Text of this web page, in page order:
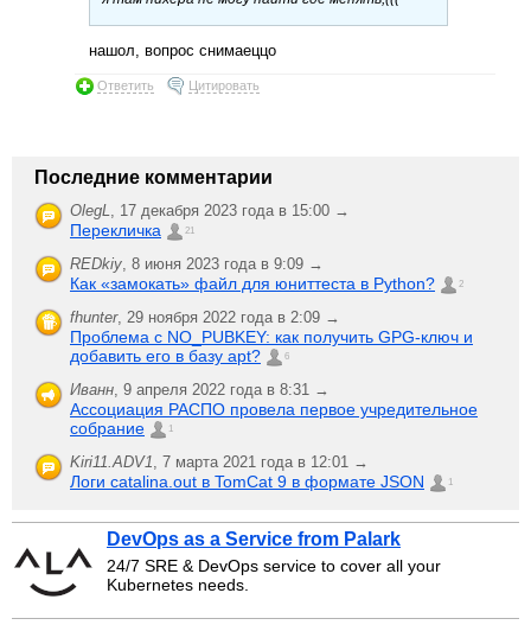
нашол, вопрос снимаеццо
Ответить Цитировать
Последние комментарии
OlegL, 17 декабря 2023 года в 15:00 →
Перекличка 21
REDkiy, 8 июня 2023 года в 9:09 →
Как «замокать» файл для юниттеста в Python? 2
fhunter, 29 ноября 2022 года в 2:09 →
Проблема с NO_PUBKEY: как получить GPG-ключ и
добавить его в базу apt?
6
Иванн, 9 апреля 2022 года в 8:31 →
Ассоциация РАСПО провела первое учредительное
собрание
1
Kiri11.ADV1, 7 марта 2021 года в 12:01 →
Логи catalina.out в TomCat 9 в формате JSON 1
DevOps as a Service from Palark
24/7 SRE & DevOps service to cover all your
Kubernetes needs.